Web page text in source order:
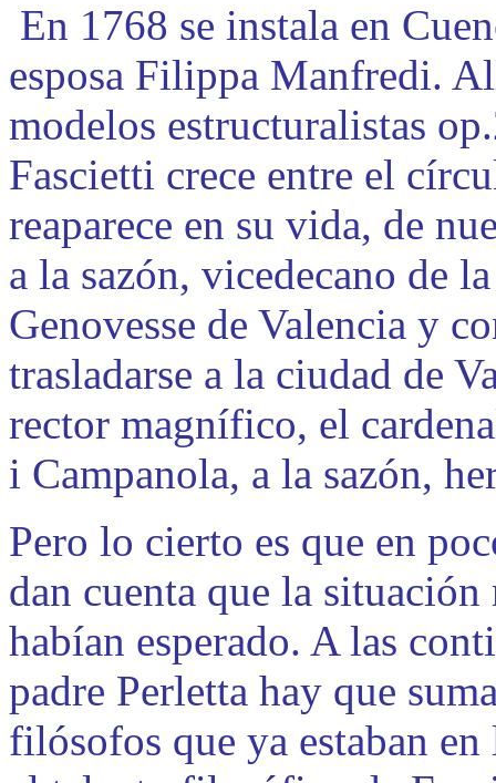
En 1768 se instala en
esposa Filippa Manfredi.
modelos estructuralistas
Fascietti crece entre el
reaparece en su vida, de
a la sazón, vicedecano de
Genovesse de Valencia y
trasladarse a la ciudad de
rector magnífico, el
i Campanola, a la sazón,
Pero lo cierto es que en
dan cuenta que la
habían esperado. A las
padre Perletta hay que
filósofos que ya estaban